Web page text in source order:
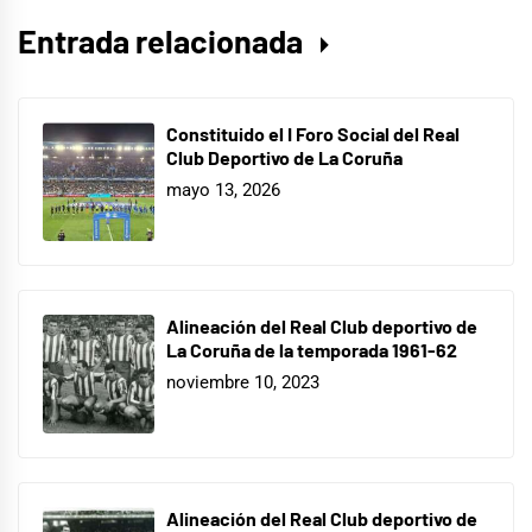
Entrada relacionada
Constituido el I Foro Social del Real
Club Deportivo de La Coruña
mayo 13, 2026
Alineación del Real Club deportivo de
La Coruña de la temporada 1961-62
noviembre 10, 2023
Alineación del Real Club deportivo de